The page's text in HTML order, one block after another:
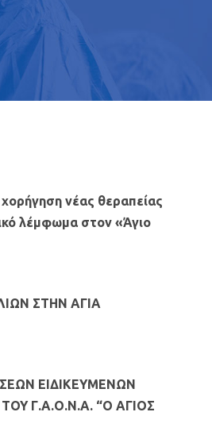
νέας θεραπείας
λέμφωμα στον «Άγιο
ΣΤΗΝ ΑΓΙΑ
ΕΙΔΙΚΕΥΜΕΝΩΝ
Γ.Α.Ο.Ν.Α. “Ο ΑΓΙΟΣ